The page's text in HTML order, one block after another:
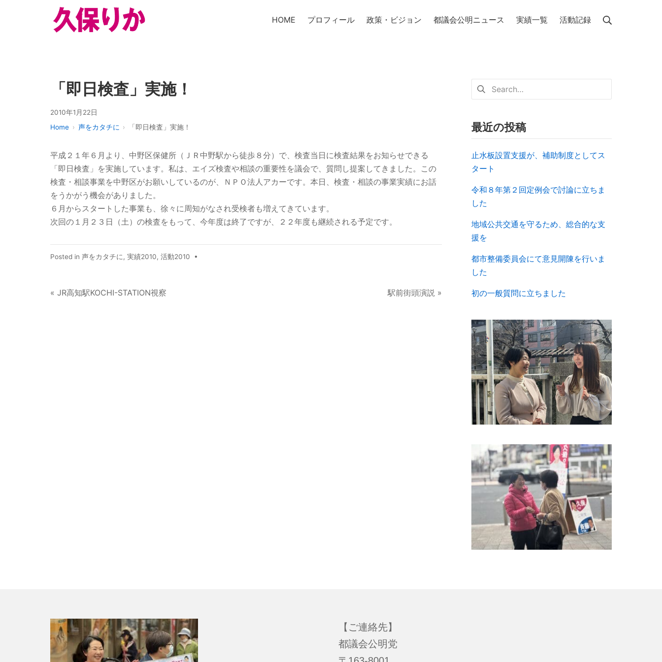
HOME プロフィール 政策・ビジョン 都議会公明ニュース 実績一覧 活動記録
「即日検査」実施！
2010年1月22日
Home
声をカタチに 「即日検査」実施！
平成２１年６月より、中野区保健所（ＪＲ中野駅から徒歩８分）で、検査当日に検査結果をお知らせできる
「即日検査」を実施しています。私は、エイズ検査や相談の重要性を議会で、質問し提案してきました。この
検査・相談事業を中野区がお願いしているのが、ＮＰＯ法人アカーです。本日、検査・相談の事業実績にお話
をうかがう機会がありました。
６月からスタートした事業も、徐々に周知がなされ受検者も増えてきています。
次回の１月２３日（土）の検査をもって、今年度は終了ですが、２２年度も継続される予定です。
Posted in 声をカタチに, 実績2010, 活動2010 •
駅前街頭演説 »
« JR高知駅KOCHI-STATION視察
最近の投稿
止水板設置支援が、補助制度としてス
タート
令和８年第２回定例会で討論に立ちま
した
地域公共交通を守るため、総合的な支
援を
都市整備委員会にて意見開陳を行いま
した
初の一般質問に立ちました
【ご連絡先】
都議会公明党